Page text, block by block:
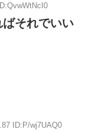
それでいい
ID:P/wj7UAQ0